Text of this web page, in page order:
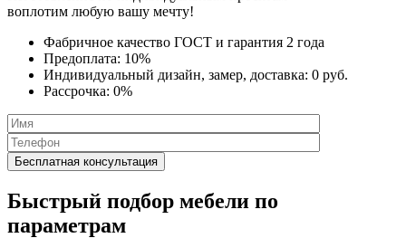
воплотим любую вашу мечту!
Фабричное качество ГОСТ и гарантия 2 года
Предоплата: 10%
Индивидуальный дизайн, замер, доставка: 0 руб.
Рассрочка: 0%
Быстрый подбор мебели по
параметрам